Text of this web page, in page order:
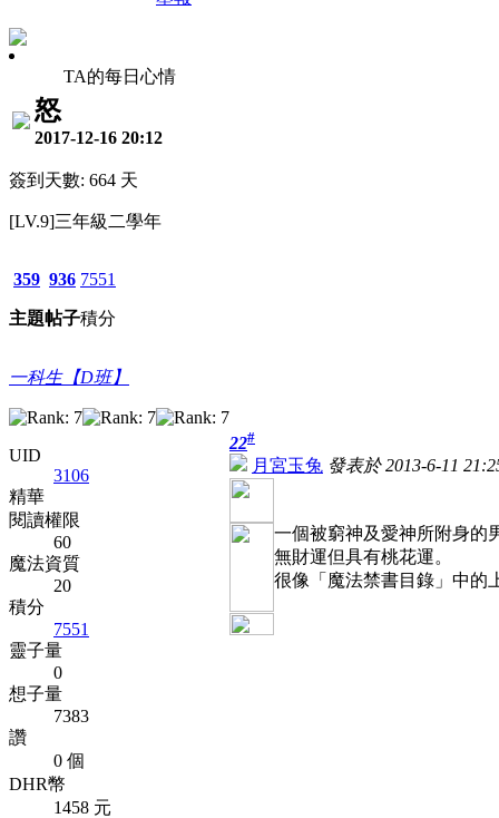
TA的每日心情
怒
2017-12-16 20:12
簽到天數: 664 天
[LV.9]三年級二學年
359
主題
936
帖子
7551
積分
一科生【D班】
UID
3106
精華
閱讀權限
60
魔法資質
20
積分
7551
靈子量
0
想子量
7383
讚
0 個
DHR幣
1458 元
22#
月宮玉兔 發表於 2013-6-11
一個被窮神及愛神所附身的
無財運但具有桃花運。
很像「魔法禁書目錄」中的